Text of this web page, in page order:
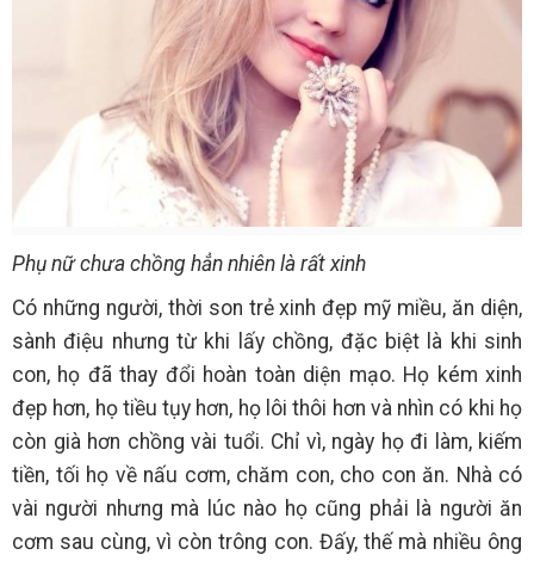
Phụ nữ chưa chồng hẳn nhiên là rất xinh
Có những người, thời son trẻ xinh đẹp mỹ miều, ăn diện,
sành điệu nhưng từ khi lấy chồng, đặc biệt là khi sinh
con, họ đã thay đổi hoàn toàn diện mạo. Họ kém xinh
đẹp hơn, họ tiều tụy hơn, họ lôi thôi hơn và nhìn có khi họ
còn già hơn chồng vài tuổi. Chỉ vì, ngày họ đi làm, kiếm
tiền, tối họ về nấu cơm, chăm con, cho con ăn. Nhà có
vài người nhưng mà lúc nào họ cũng phải là người ăn
cơm sau cùng, vì còn trông con. Đấy, thế mà nhiều ông